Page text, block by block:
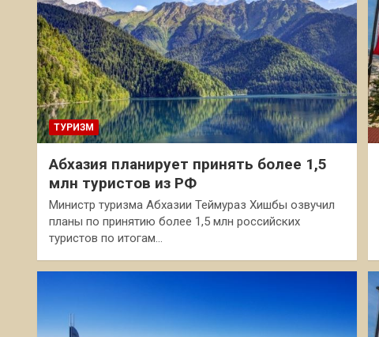
ТУРИЗМ
Абхазия планирует принять более 1,5
млн туристов из РФ
Министр туризма Абхазии Теймураз Хишбы озвучил
планы по принятию более 1,5 млн российских
туристов по итогам…